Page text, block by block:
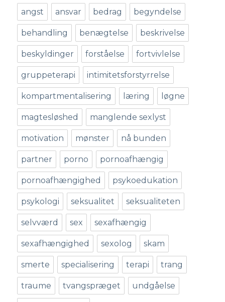
angst ansvar bedrag begyndelse
behandling benægtelse beskrivelse
beskyldinger forståelse fortvivlelse
gruppeterapi intimitetsforstyrrelse
kompartmentalisering læring løgne
magtesløshed manglende sexlyst
motivation mønster nå bunden
partner porno pornoafhængig
pornoafhængighed psykoedukation
psykologi seksualitet seksualiteten
selvværd sex sexafhængig
sexafhængighed sexolog skam
smerte specialisering terapi trang
traume tvangspræget undgåelse